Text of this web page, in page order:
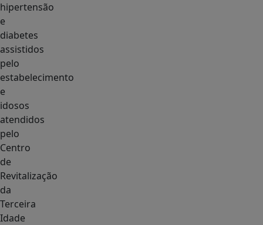
hipertensão
e
diabetes
assistidos
pelo
estabelecimento
e
idosos
atendidos
pelo
Centro
de
Revitalização
da
Terceira
Idade